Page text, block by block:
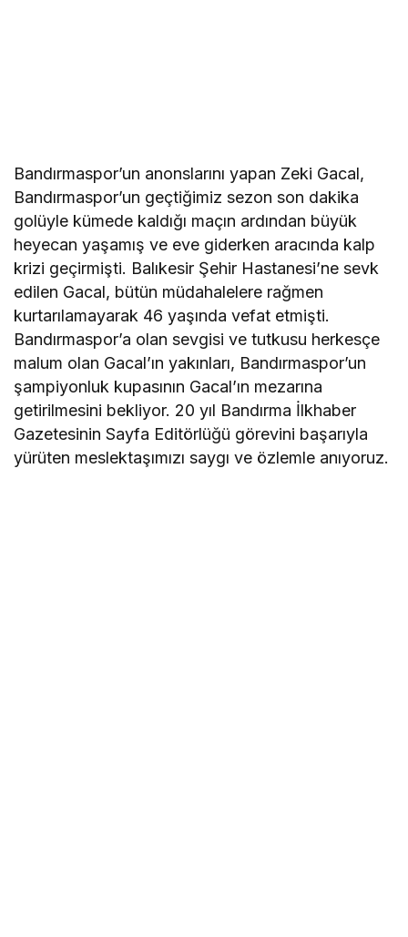
Bandırmaspor’un anonslarını yapan Zeki Gacal,
Bandırmaspor’un geçtiğimiz sezon son dakika
golüyle kümede kaldığı maçın ardından büyük
heyecan yaşamış ve eve giderken aracında kalp
krizi geçirmişti. Balıkesir Şehir Hastanesi’ne sevk
edilen Gacal, bütün müdahalelere rağmen
kurtarılamayarak 46 yaşında vefat etmişti.
Bandırmaspor’a olan sevgisi ve tutkusu herkesçe
malum olan Gacal’ın yakınları, Bandırmaspor’un
şampiyonluk kupasının Gacal’ın mezarına
getirilmesini bekliyor. 20 yıl Bandırma İlkhaber
Gazetesinin Sayfa Editörlüğü görevini başarıyla
yürüten meslektaşımızı saygı ve özlemle anıyoruz.